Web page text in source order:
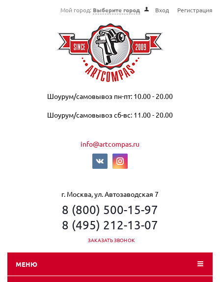
Мой город: Выберите город Вход Регистрация
Шоурум/самовывоз пн-пт: 10.00 - 20.00
Шоурум/самовывоз сб-вс: 11.00 - 20.00
info@artcompas.ru
г. Москва, ул. Автозаводская 7
8 (800) 500-15-97
8 (495) 212-13-07
ЗАКАЗАТЬ ЗВОНОК
МЕНЮ